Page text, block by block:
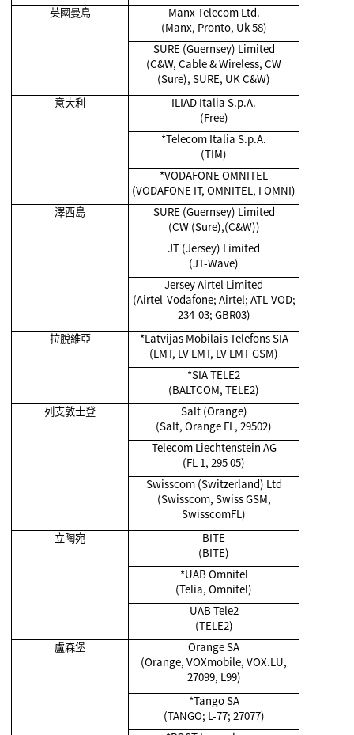
英國曼島
Manx Telecom Ltd.
(Manx, Pronto, Uk 58)
SURE (Guernsey) Limited
(C&W, Cable & Wireless, CW
(Sure), SURE, UK C&W)
意大利
ILIAD Italia S.p.A.
(Free)
*Telecom Italia S.p.A.
(TIM)
*VODAFONE OMNITEL
(VODAFONE IT, OMNITEL, I OMNI)
澤西島
SURE (Guernsey) Limited
(CW (Sure),(C&W))
JT (Jersey) Limited
(JT-Wave)
Jersey Airtel Limited
(Airtel-Vodafone; Airtel; ATL-VOD;
234-03; GBR03)
拉脫維亞
*Latvijas Mobilais Telefons SIA
(LMT, LV LMT, LV LMT GSM)
*SIA TELE2
(BALTCOM, TELE2)
列支敦士登
Salt (Orange)
(Salt, Orange FL, 29502)
Telecom Liechtenstein AG
(FL 1, 295 05)
Swisscom (Switzerland) Ltd
(Swisscom, Swiss GSM,
SwisscomFL)
立陶宛
BITE
(BITE)
*UAB Omnitel
(Telia, Omnitel)
UAB Tele2
(TELE2)
盧森堡
Orange SA
(Orange, VOXmobile, VOX.LU,
27099, L99)
*Tango SA
(TANGO; L-77; 27077)